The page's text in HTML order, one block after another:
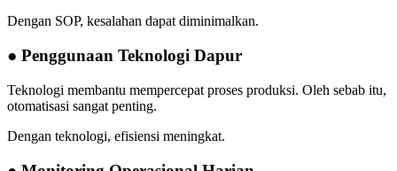
Dengan SOP, kesalahan dapat diminimalkan.
● Penggunaan Teknologi Dapur
Teknologi membantu mempercepat proses produksi. Oleh sebab itu,
otomatisasi sangat penting.
Dengan teknologi, efisiensi meningkat.